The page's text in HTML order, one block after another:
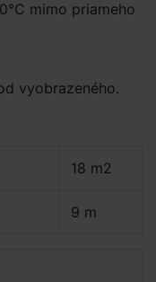
mimo priameho
vyobrazeného.
18 m2
9 m